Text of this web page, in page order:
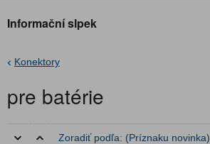
Informační slpek
Konektory
pre batérie
Zoradiť podľa: (Príznaku novinka)